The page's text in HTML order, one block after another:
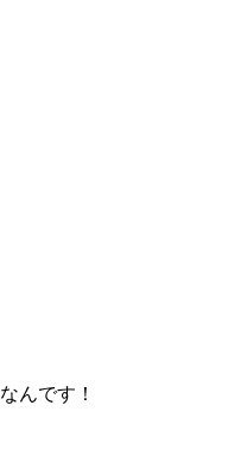
んです！